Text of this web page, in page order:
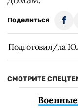
Поделиться
Подготовил/ла
СМОТРИТЕ